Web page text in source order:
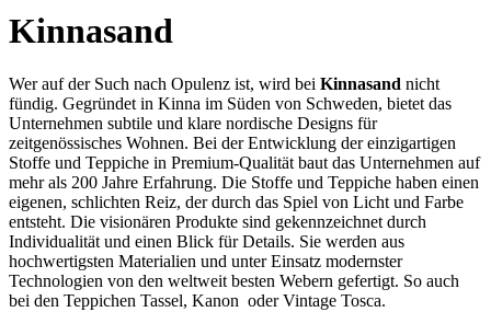
Kinnasand
Wer auf der Such nach Opulenz ist, wird bei Kinnasand nicht
fündig. Gegründet in Kinna im Süden von Schweden, bietet das
Unternehmen subtile und klare nordische Designs für
zeitgenössisches Wohnen. Bei der Entwicklung der einzigartigen
Stoffe und Teppiche in Premium-Qualität baut das Unternehmen auf
mehr als 200 Jahre Erfahrung. Die Stoffe und Teppiche haben einen
eigenen, schlichten Reiz, der durch das Spiel von Licht und Farbe
entsteht. Die visionären Produkte sind gekennzeichnet durch
Individualität und einen Blick für Details. Sie werden aus
hochwertigsten Materialien und unter Einsatz modernster
Technologien von den weltweit besten Webern gefertigt. So auch
bei den Teppichen Tassel, Kanon oder Vintage Tosca.